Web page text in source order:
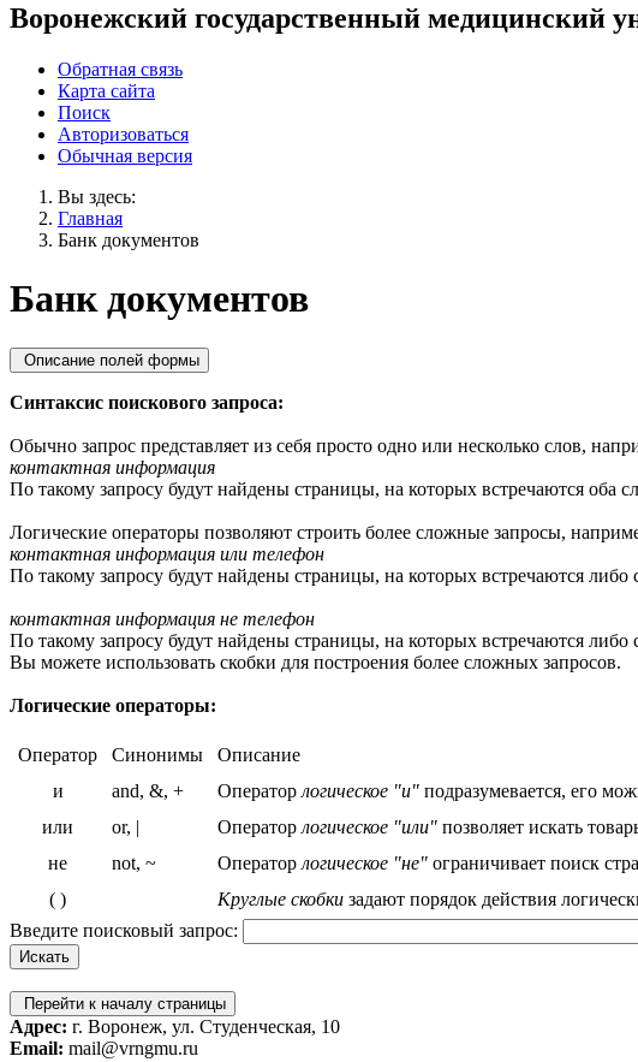
Воронежский государственный медицинский
Обратная связь
Карта сайта
Поиск
Авторизоваться
Обычная версия
Вы здесь:
Главная
Банк документов
Банк документов
Описание полей формы
Синтаксис поискового запроса:
Обычно запрос представляет из себя просто одно или несколько слов,
контактная информация
По такому запросу будут найдены страницы, на которых встречаются оба
Логические операторы позволяют строить более сложные запросы,
контактная информация или телефон
По такому запросу будут найдены страницы, на которых встречаются
контактная информация не телефон
По такому запросу будут найдены страницы, на которых встречаются
Вы можете использовать скобки для построения более сложных запросов.
Логические операторы:
Оператор Синонимы
Описание
и
and, &, + Оператор логическое "и" подразумевается, его
или
or, | Оператор логическое "или" позволяет искать
не
not, ~ Оператор логическое "не" ограничивает поиск
( )
Круглые скобки задают порядок действия
Введите поисковый запрос:
Перейти к началу страницы
Адрес: г. Воронеж, ул. Студенческая, 10
Email: mail@vrngmu.ru